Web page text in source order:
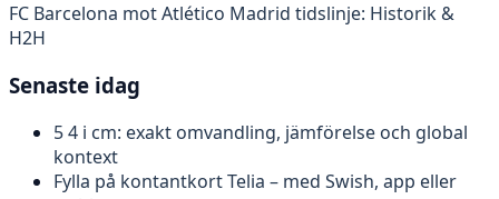
FC Barcelona mot Atlético Madrid tidslinje: Historik &
H2H
Senaste idag
5 4 i cm: exakt omvandling, jämförelse och global
kontext
Fylla på kontantkort Telia – med Swish, app eller